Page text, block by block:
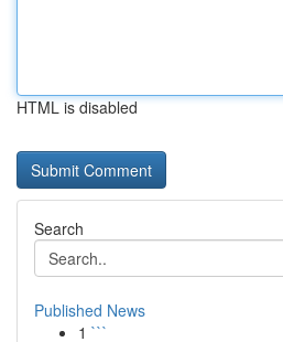
HTML is disabled
Search
Published News
1 ```